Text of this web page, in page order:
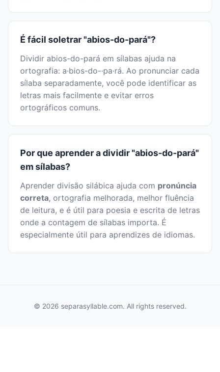
É fácil soletrar "abios-do-pará"?
Dividir abios-do-pará em sílabas ajuda na
ortografia: a·bios-do-·pa·rá. Ao pronunciar cada
sílaba separadamente, você pode identificar as
letras mais facilmente e evitar erros
ortográficos comuns.
Por que aprender a dividir "abios-do-pará"
em sílabas?
Aprender divisão silábica ajuda com pronúncia
correta, ortografia melhorada, melhor fluência
de leitura, e é útil para poesia e escrita de letras
onde a contagem de sílabas importa. É
especialmente útil para aprendizes de idiomas.
© 2026 separasyllable.com. All rights reserved.